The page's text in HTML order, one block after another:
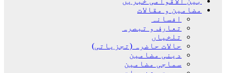
مضامین و مقالات
افسانہ
تعارف و تبصرہ
تلخیاں
حالات حاضرہ (تجزیاتی)
دینی مضامین
سماجی مضامین